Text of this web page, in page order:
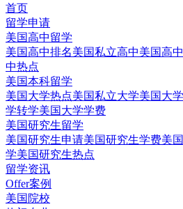
首页
留学申请
美国高中留学
美国高中排名美国私立高中美国高
中热点
美国本科留学
美国大学热点美国私立大学美国大
学转学美国大学学费
美国研究生留学
美国研究生申请美国研究生学费美
学美国研究生热点
留学资讯
Offer案例
美国院校